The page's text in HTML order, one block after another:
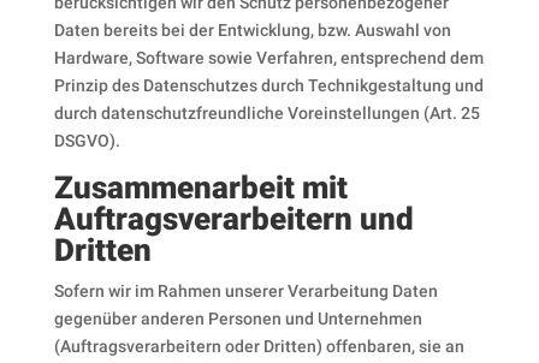
Daten bereits bei der Entwicklung, bzw. Auswahl von
Hardware, Software sowie Verfahren, entsprechend dem
Prinzip des Datenschutzes durch Technikgestaltung und
durch datenschutzfreundliche Voreinstellungen (Art. 25
DSGVO).
Zusammenarbeit mit
Auftragsverarbeitern und
Dritten
Sofern wir im Rahmen unserer Verarbeitung Daten
gegenüber anderen Personen und Unternehmen
(Auftragsverarbeitern oder Dritten) offenbaren, sie an